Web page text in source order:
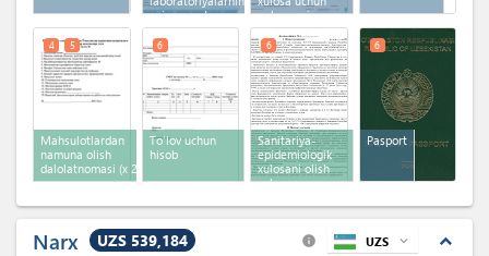
oziq -ovqat
mahsulotlarini sinovi
hisoboti
onlayn ariza
Mahsulotlardan
namuna olish
dalolatnomasi (x 2)
4 5
To'lov uchun
hisob
6
Sanitariya-
epidemiologik
xulosani olish
uchun
6
Pasport
6
Narx UZS 539,184 expand_less
info UZS expand_more